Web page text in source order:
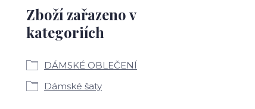
Zboží zařazeno v
kategoriích
DÁMSKÉ OBLEČENÍ
Dámské šaty